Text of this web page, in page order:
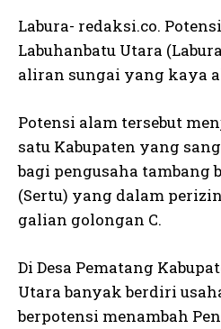
Labura- redaksi.co.
Labuhanbatu Utara
aliran sungai yang kaya
Potensi alam tersebut
satu Kabupaten yang
bagi pengusaha tambang
(Sertu) yang dalam
galian golongan C.
Di Desa Pematang
Utara banyak berdiri
berpotensi menambah